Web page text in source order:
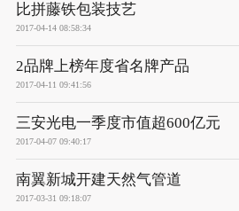
比拼藤铁包装技艺
2017-04-14 08:58:34
2品牌上榜年度省名牌产品
2017-04-11 09:41:56
三安光电一季度市值超600亿元
2017-04-07 09:40:17
南翼新城开建天然气管道
2017-03-31 09:18:07